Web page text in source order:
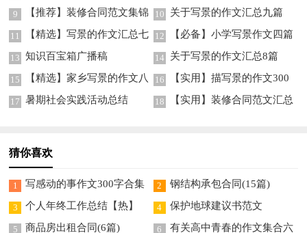
五篇
十篇
9
【推荐】装修合同范文集锦
9篇
10 关于写景的作文汇总九篇
11
【精选】写景的作文汇总七
篇
12 【必备】小学写景作文四篇
13 知识百宝箱广播稿 14 关于写景的作文汇总8篇
15
【精选】家乡写景的作文八
篇
16
【实用】描写景的作文300
字九篇
17 暑期社会实践活动总结 18
【实用】装修合同范文汇总
猜你喜欢
1
写感动的事作文300字合集
七篇
2 钢结构承包合同(15篇)
3 个人年终工作总结【热】 4 保护地球建议书范文
5 商品房出租合同(6篇) 6 有关高中青春的作文集合六